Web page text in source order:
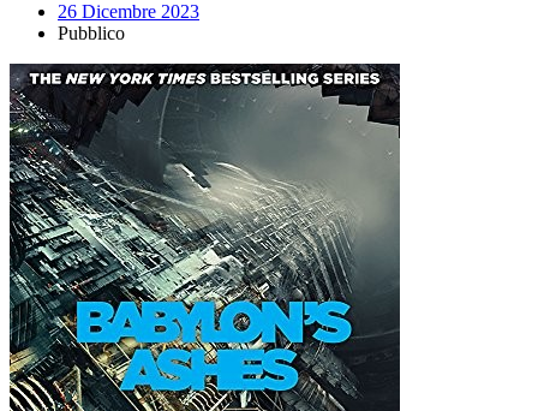
26 Dicembre 2023
Pubblico